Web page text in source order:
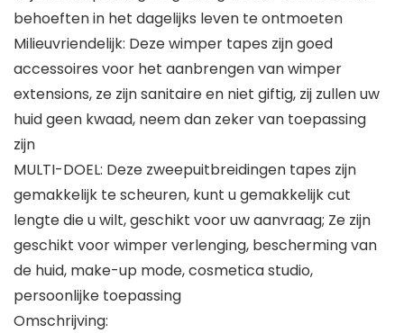
behoeften in het dagelijks leven te ontmoeten
Milieuvriendelijk: Deze wimper tapes zijn goed
accessoires voor het aanbrengen van wimper
extensions, ze zijn sanitaire en niet giftig, zij zullen uw
huid geen kwaad, neem dan zeker van toepassing
zijn
MULTI-DOEL: Deze zweepuitbreidingen tapes zijn
gemakkelijk te scheuren, kunt u gemakkelijk cut
lengte die u wilt, geschikt voor uw aanvraag; Ze zijn
geschikt voor wimper verlenging, bescherming van
de huid, make-up mode, cosmetica studio,
persoonlijke toepassing
Omschrijving: